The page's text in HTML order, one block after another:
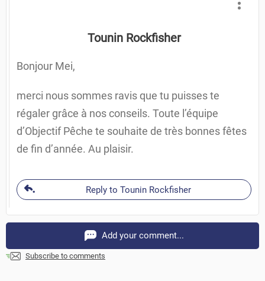
Tounin Rockfisher
Bonjour Mei,
merci nous sommes ravis que tu puisses te
régaler grâce à nos conseils. Toute l’équipe
d’Objectif Pêche te souhaite de très bonnes fêtes
de fin d’année. Au plaisir.
Reply to Tounin Rockfisher
Add your comment...
Subscribe to comments